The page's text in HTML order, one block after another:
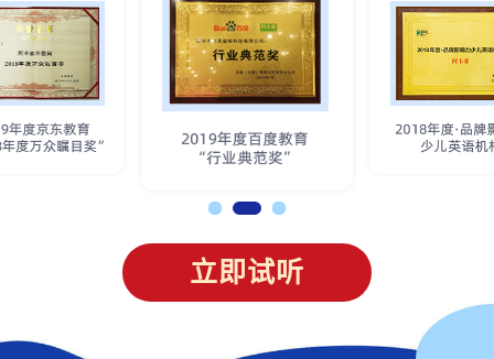
立即试听